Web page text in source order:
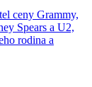
ceny Grammy,
Spears a U2,
rodina a